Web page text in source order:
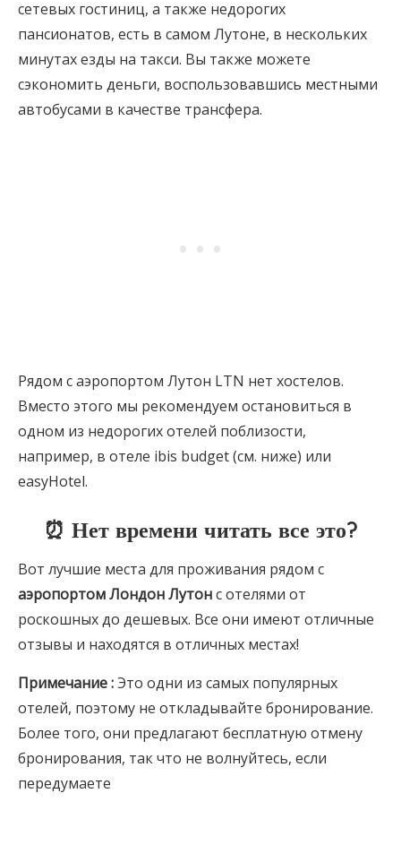
сетевых гостиниц, а также недорогих
пансионатов, есть в самом Лутоне, в нескольких
минутах езды на такси. Вы также можете
сэкономить деньги, воспользовавшись местными
автобусами в качестве трансфера.
Рядом с аэропортом Лутон LTN нет хостелов.
Вместо этого мы рекомендуем остановиться в
одном из недорогих отелей поблизости,
например, в отеле ibis budget (см. ниже) или
easyHotel.
⏰ Нет времени читать все это?
Вот лучшие места для проживания рядом с
аэропортом Лондон Лутонс отелями от
роскошных до дешевых. Все они имеют отличные
отзывы и находятся в отличных местах!
Примечание:Это одни из самых популярных
отелей, поэтому не откладывайте бронирование.
Более того, они предлагают бесплатную отмену
бронирования, так что не волнуйтесь, если
передумаете